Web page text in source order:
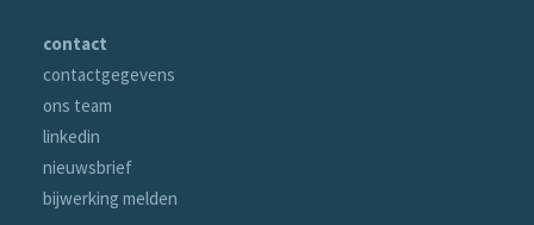
contact
contactgegevens
ons team
linkedin
nieuwsbrief
bijwerking melden